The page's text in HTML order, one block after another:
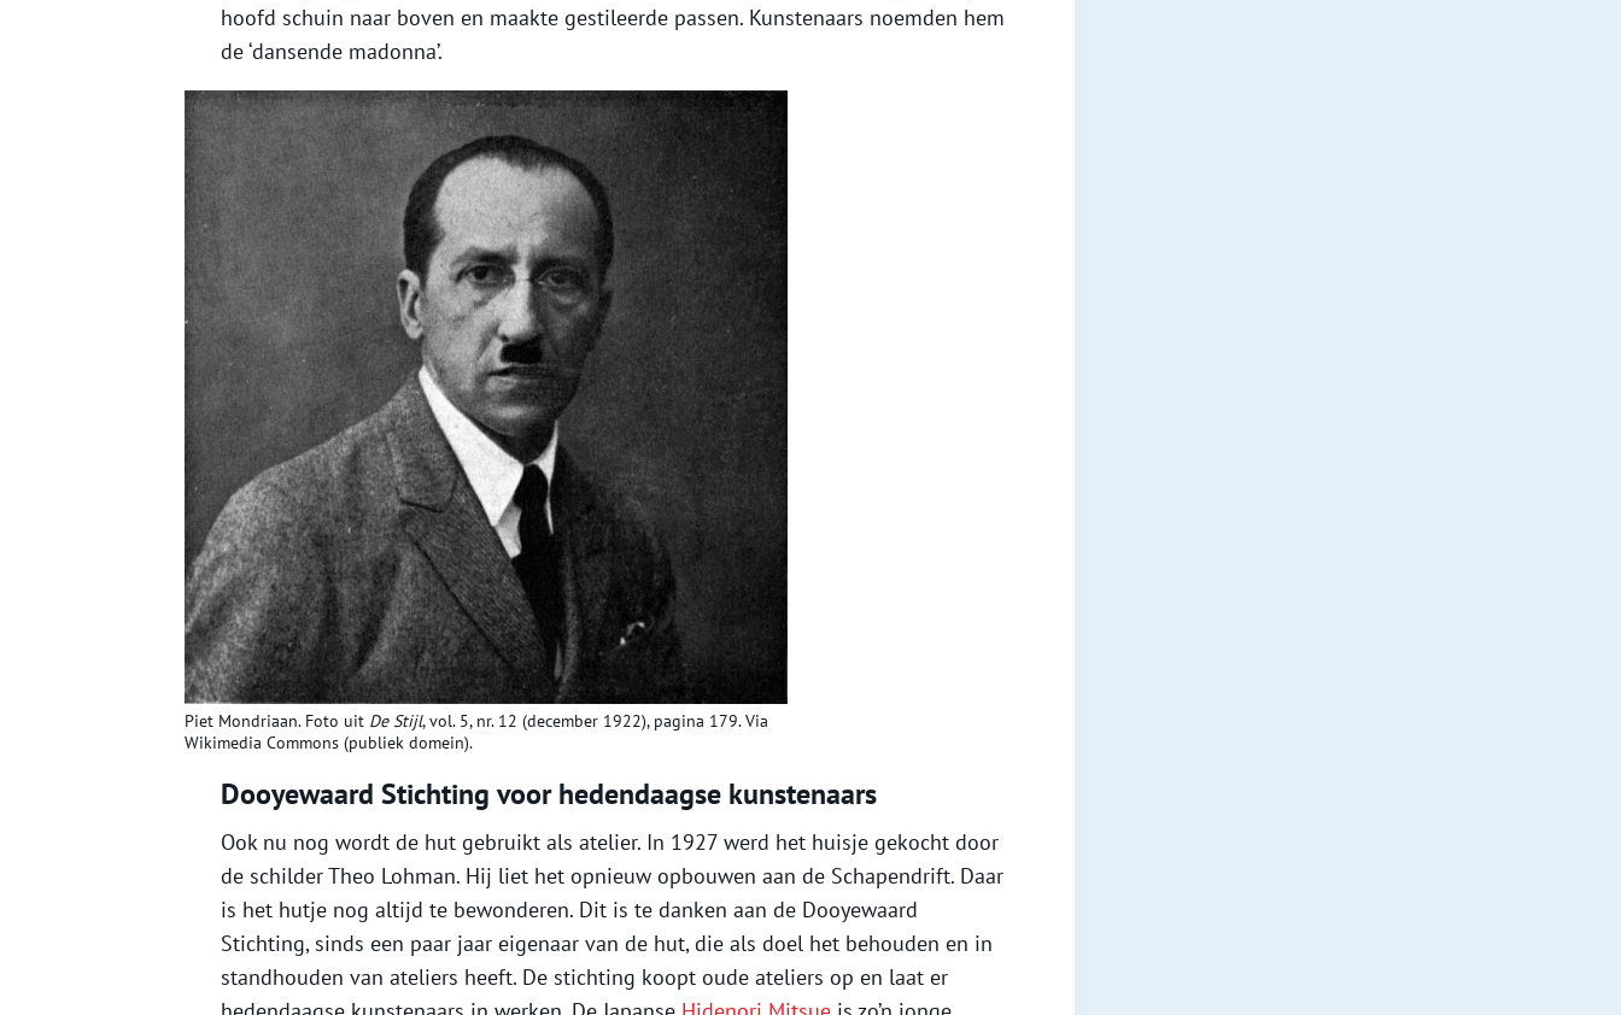
hoofd schuin naar boven en maakte gestileerde passen. Kunstenaars noemden hem
de ‘dansende madonna’.
Piet Mondriaan. Foto uit De Stijl, vol. 5, nr. 12 (december 1922), pagina 179. Via
Wikimedia Commons (publiek domein).
Dooyewaard Stichting voor hedendaagse kunstenaars
Ook nu nog wordt de hut gebruikt als atelier. In 1927 werd het huisje gekocht door
de schilder Theo Lohman. Hij liet het opnieuw opbouwen aan de Schapendrift. Daar
is het hutje nog altijd te bewonderen. Dit is te danken aan de Dooyewaard
Stichting, sinds een paar jaar eigenaar van de hut, die als doel het behouden en in
standhouden van ateliers heeft. De stichting koopt oude ateliers op en laat er